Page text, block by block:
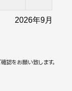
2026年9月
認をお願い致します。